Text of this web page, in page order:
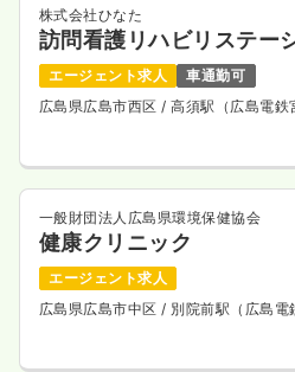
株式会社ひなた
訪問看護リハビリステー
エージェント求人
車通勤可
広島県広島市西区/ 高須駅（広島電鉄
一般財団法人広島県環境保健協会
健康クリニック
エージェント求人
広島県広島市中区/ 別院前駅（広島電